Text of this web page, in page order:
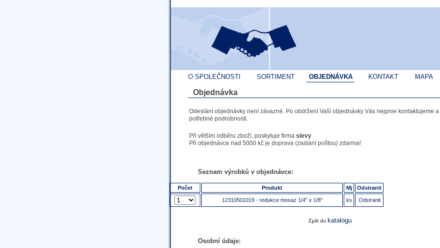
O SPOLEČNOSTI SORTIMENT OBJEDNÁVKA KONTAKT MAPA
Objednávka
Odeslání objednávky není závazné. Po obdržení Vaší objednávky Vás nejprve kontaktujeme
potřebné podrobnosti.
Při větším odběru zboží, poskytuje firma slevy.
Při objednávce nad 5000 kč je doprava (zaslání poštou) zdarma!
Seznam výrobků v objednávce:
Počet Produkt Mj Odstranit
12310501019 - redukce mosaz 1/4" x 1/8" ks Odstranit
Zpět do katalogu
Osobní údaje: